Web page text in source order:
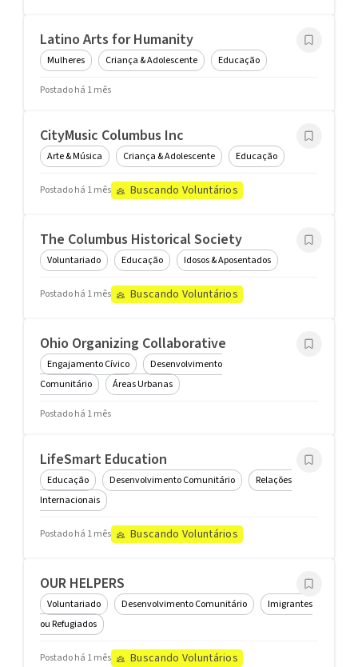
Latino Arts for Humanity
Mulheres Criança & Adolescente Educação
Postado há 1 mês
CityMusic Columbus Inc
Arte & Música Criança & Adolescente Educação
Postado há 1 mês Buscando Voluntários
The Columbus Historical Society
Voluntariado Educação Idosos & Aposentados
Postado há 1 mês Buscando Voluntários
Ohio Organizing Collaborative
Engajamento Cívico
Desenvolvimento
Comunitário
Áreas Urbanas
Postado há 1 mês
LifeSmart Education
Educação Desenvolvimento Comunitário
Relações
Internacionais
Postado há 1 mês Buscando Voluntários
OUR HELPERS
Voluntariado Desenvolvimento Comunitário
Imigrantes
ou Refugiados
Postado há 1 mês Buscando Voluntários